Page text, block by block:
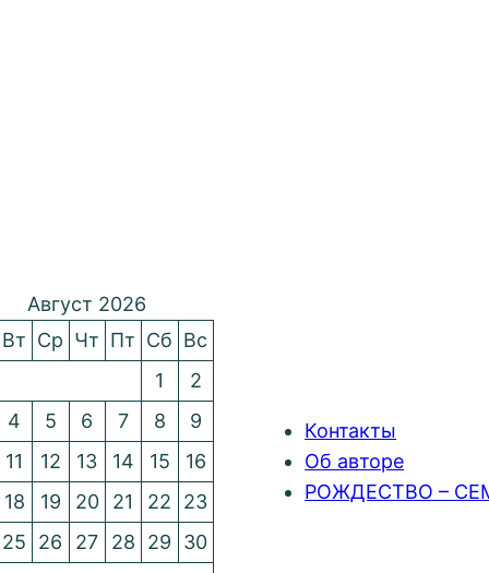
Август 2026
Вт Ср Чт Пт Сб Вс
1
2
4 5 6 7 8
9
11 12 13 14 15
16
18 19 20 21 22
23
25 26 27 28 29
30
Контакты
Об авторе
РОЖДЕСТВО –